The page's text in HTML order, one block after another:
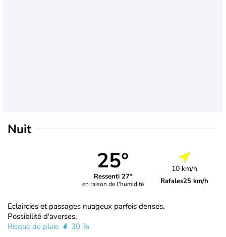
Nuit
25°
Ressenti 27°
en raison de l'humidité
10 km/h
Rafales25 km/h
Eclaircies et passages nuageux parfois denses.
Possibilité d'averses.
Risque de pluie
30 %